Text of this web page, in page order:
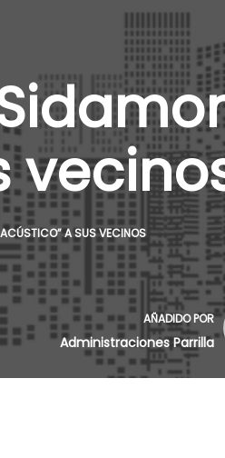
A SUS VECINOS
AÑADIDO POR
Administraciones Parrilla